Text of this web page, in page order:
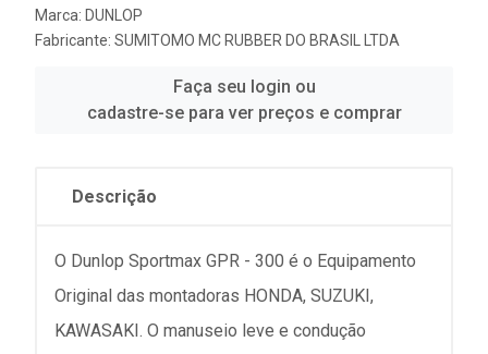
Marca: DUNLOP
Fabricante: SUMITOMO MC RUBBER DO BRASIL LTDA
Faça seu login ou
cadastre-se para ver preços e comprar
Descrição
O Dunlop Sportmax GPR - 300 é o Equipamento
Original das montadoras HONDA, SUZUKI,
KAWASAKI. O manuseio leve e condução